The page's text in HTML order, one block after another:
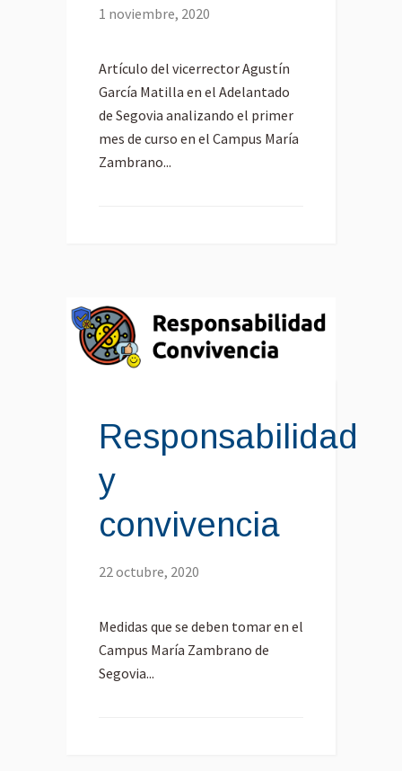
1 noviembre, 2020
Artículo del vicerrector Agustín
García Matilla en el Adelantado
de Segovia analizando el primer
mes de curso en el Campus María
Zambrano...
Responsabilidad
y
convivencia
22 octubre, 2020
Medidas que se deben tomar en el
Campus María Zambrano de
Segovia...